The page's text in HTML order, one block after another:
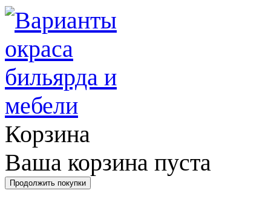
Корзина
Ваша корзина пуста